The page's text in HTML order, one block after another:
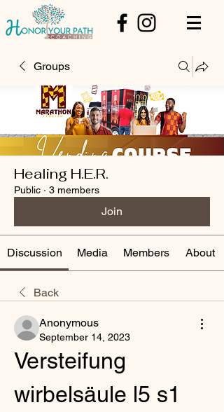
Groups
Healing H.E.R.
Public · 3 members
Join
Discussion Media Members About
Back
Anonymous
September 14, 2023
Versteifung
wirbelsäule l5 s1